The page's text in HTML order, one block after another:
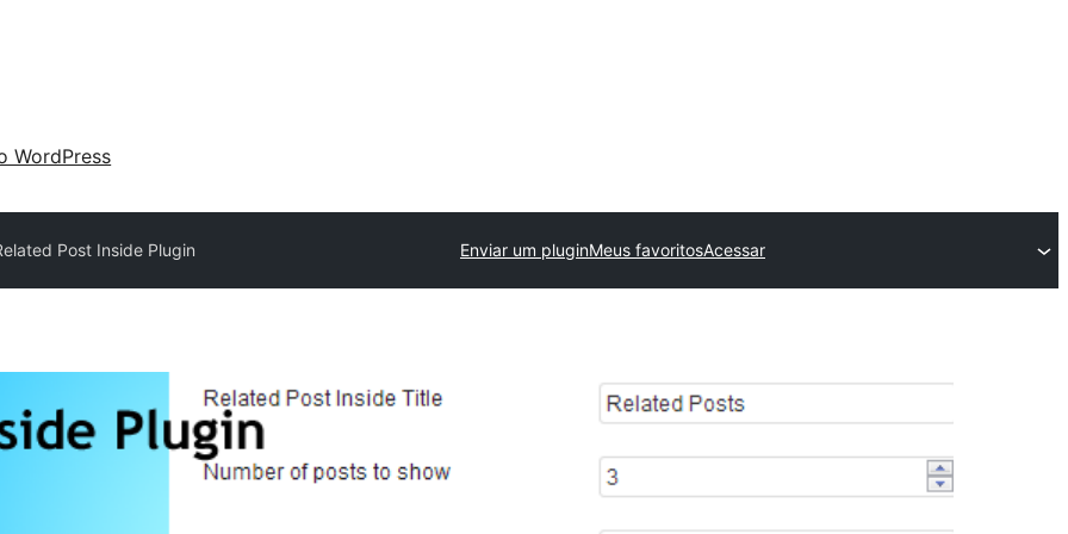
WordPress
Post Inside Plugin Enviar um pluginMeus favoritosAcessar